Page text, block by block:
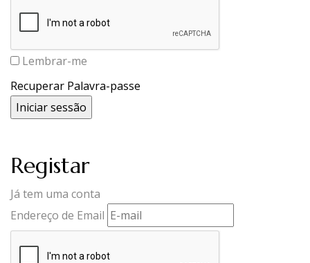
Lembrar-me
Recuperar Palavra-passe
Registar
Já tem uma conta
Endereço de Email